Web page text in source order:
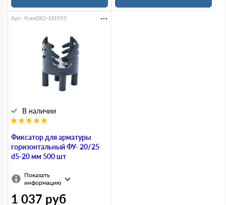
Фиксатор для арматуры
горизонтальный ФУ- 20/25
d5-20 мм 500 шт
В наличии
Арт. KomDlO-181933
Показать
информацию
1 037 руб